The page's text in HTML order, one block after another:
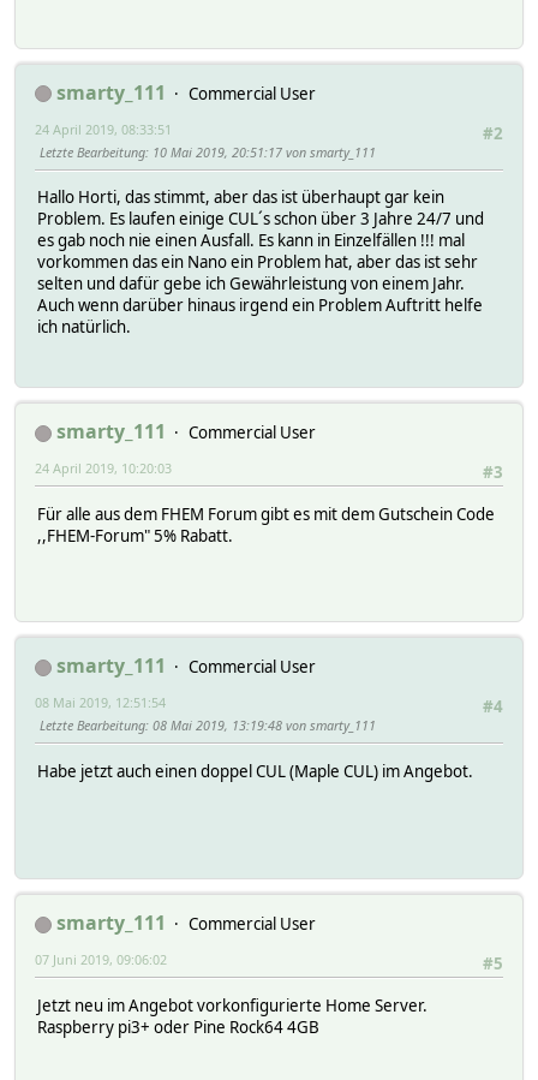
smarty_111
Commercial User
#2
24 April 2019, 08:33:51
Letzte Bearbeitung: 10 Mai 2019, 20:51:17 von smarty_111
Hallo Horti, das stimmt, aber das ist überhaupt gar kein
Problem. Es laufen einige CUL´s schon über 3 Jahre 24/7 und
es gab noch nie einen Ausfall. Es kann in Einzelfällen !!! mal
vorkommen das ein Nano ein Problem hat, aber das ist sehr
selten und dafür gebe ich Gewährleistung von einem Jahr.
Auch wenn darüber hinaus irgend ein Problem Auftritt helfe
ich natürlich.
smarty_111
Commercial User
#3
24 April 2019, 10:20:03
Für alle aus dem FHEM Forum gibt es mit dem Gutschein Code
,,FHEM-Forum" 5% Rabatt.
smarty_111
Commercial User
#4
08 Mai 2019, 12:51:54
Letzte Bearbeitung: 08 Mai 2019, 13:19:48 von smarty_111
Habe jetzt auch einen doppel CUL (Maple CUL) im Angebot.
smarty_111
Commercial User
#5
07 Juni 2019, 09:06:02
Jetzt neu im Angebot vorkonfigurierte Home Server.
Raspberry pi3+ oder Pine Rock64 4GB